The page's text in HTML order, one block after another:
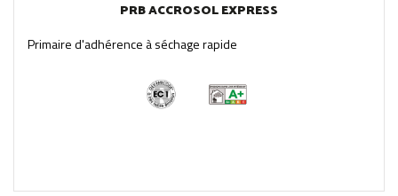
PRB ACCROSOL EXPRESS
Primaire d'adhérence à séchage rapide